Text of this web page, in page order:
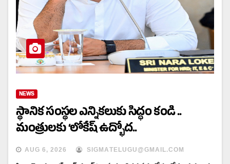
NEWS
స్థానిక సంస్థల ఎన్నికలుకు సిద్ధం కండి ..
మంత్రులకు ‘లోకేష్ ఉద్భోద..
AUG 6, 2026 SIGMATELUGU@GMAIL.COM